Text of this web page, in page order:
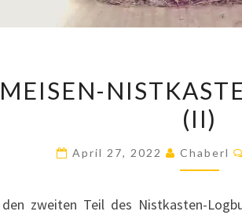
(II)
(II)
April 27, 2022 Chaberl
zweiten Teil des Nistkasten-